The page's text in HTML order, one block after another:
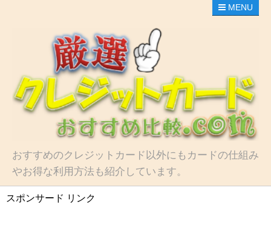
MENU
おすすめのクレジットカード以外にもカードの仕組み
やお得な利用方法も紹介しています。
スポンサード リンク